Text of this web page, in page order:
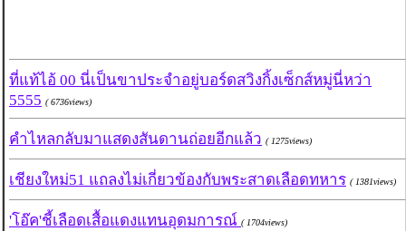
ที่แท้ไอ้ 00 นี่เป็นขาประจำอยู่บอร์ดสวิงกิ้งเซ็กส์หมู่นี่หว่า
5555 ( 6736views)
คำไหลกลับมาแสดงสันดานถ่อยอีกแล้ว ( 1275views)
เชียงใหม่51 แถลงไม่เกี่ยวข้องกับพระสาดเลือดทหาร ( 1381views)
'โอ๊ค'ชี้เลือดเสื้อแดงแทนอุดมการณ์ ( 1704views)